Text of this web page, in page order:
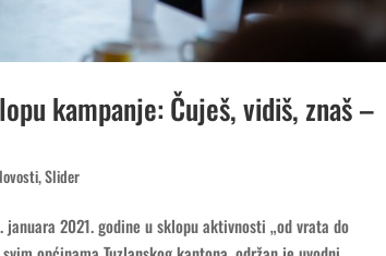
kampanje: Čuješ, vidiš, znaš –
,Slider
januara 2021. godine u sklopu aktivnosti „od vrata do